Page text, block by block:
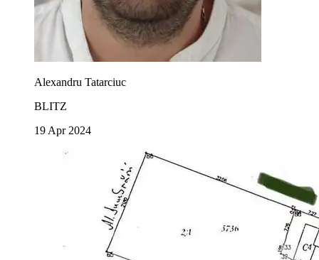
Alexandru Tatarciuc
BLITZ
19 Apr 2024